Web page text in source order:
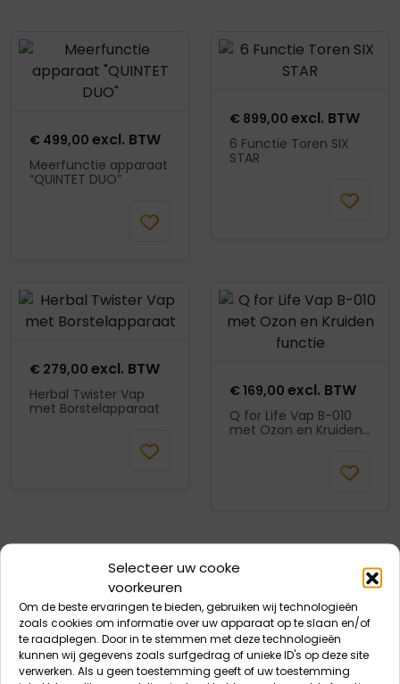
Selecteer uw cooke
voorkeuren
Om de beste ervaringen te bieden, gebruiken wij technologieën
zoals cookies om informatie over uw apparaat op te slaan en/of
te raadplegen. Door in te stemmen met deze technologieën
kunnen wij gegevens zoals surfgedrag of unieke ID's op deze site
verwerken. Als u geen toestemming geeft of uw toestemming
Product openen
€ 499,00 excl. BTW
Meerfunctie apparaat
“QUINTET DUO”
Product openen
€ 899,00 excl. BTW
6 Functie Toren SIX
STAR
Product openen
€ 279,00 excl. BTW
Herbal Twister Vap
met Borstelapparaat
Product openen
€ 169,00 excl. BTW
Q for Life Vap B-010
met Ozon en Kruiden
5% korting eenmalig
eerste aankoop